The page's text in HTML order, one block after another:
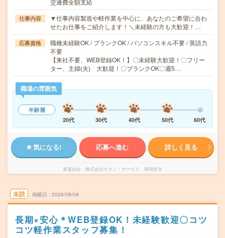
交通費全額支給
仕事内容
▼仕事内容製造や軽作業を中心に、あなたのご希望に合わ
せたお仕事をご紹介します！＼未経験の方も大歓迎！…
応募資格
職種未経験OK / ブランクOK / パソコンスキル不要 / 英語力
不要
【来社不要、WEB登録OK！】〇未経験大歓迎！〇フリー
ター、主婦(夫) 大歓迎！〇ブランクOK〇週5…
職場の雰囲気
年齢層
20代
30代 40代 50代 60代
気になる! 応募へ進む 詳しく見る
派遣会社 株式会社テクノ・サービス 採用担当
未読 掲載日 2026/08/08
長期×安心＊WEB登録OK！未経験歓迎〇コツ
コツ軽作業スタッフ募集！